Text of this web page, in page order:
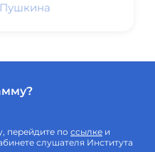
Пушкина
перейдите по ссылке и
слушателя Института